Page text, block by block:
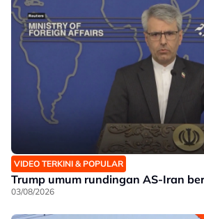
VIDEO TERKINI & POPULAR
Trump umum rundingan AS-Iran
03/08/2026